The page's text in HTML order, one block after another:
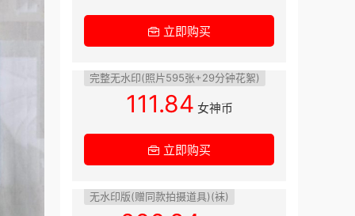
立即购买
完整无水印(照片595张+29分钟花絮)
111.84 女神币
立即购买
无水印版(赠同款拍摄道具)(袜)